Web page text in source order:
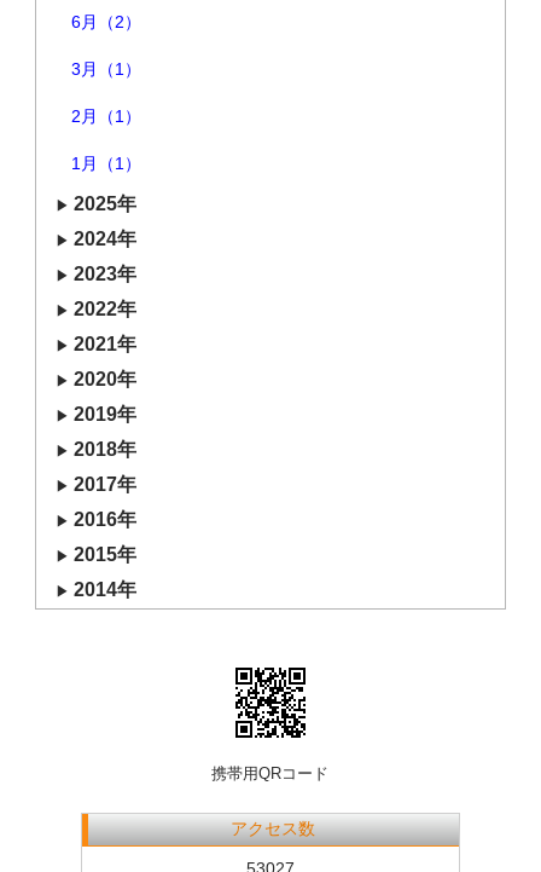
6月（2）
3月（1）
2月（1）
1月（1）
2025年
2024年
2023年
2022年
2021年
2020年
2019年
2018年
2017年
2016年
2015年
2014年
携帯用QRコード
アクセス数